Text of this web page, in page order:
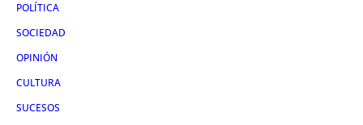
POLÍTICA
SOCIEDAD
OPINIÓN
CULTURA
SUCESOS